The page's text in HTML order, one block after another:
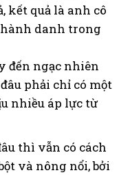
kết quả là anh cô
danh trong
đến ngạc nhiên
phải chỉ có một
nhiều áp lực từ
thì vẫn có cách
và nông nổi, bởi